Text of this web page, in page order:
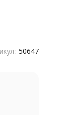
50647